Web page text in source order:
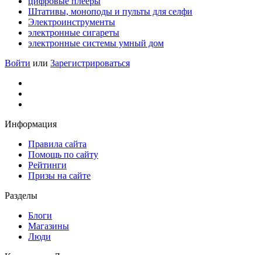
Штативы, моноподы и пульты для селфи
Электроинструменты
электронные сигареты
электронные системы умный дом
Войти или Зарегистрироваться
Информация
Правила сайта
Помощь по сайту
Рейтинги
Призы на сайте
Разделы
Блоги
Магазины
Люди